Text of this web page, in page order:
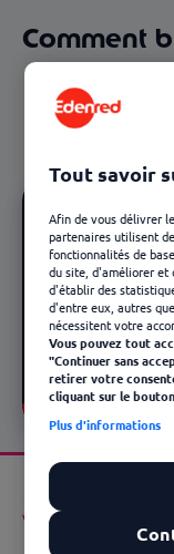
Comment
Découvrez
Tout savoir
Afin de vous délivrer
partenaires utilisent
fonctionnalités de
du site, d'améliorer et
d'établir des
d'entre eux, autres
nécessitent votre
Vous pouvez tout
"Continuer sans
retirer votre
cliquant sur le
Plus d'informations